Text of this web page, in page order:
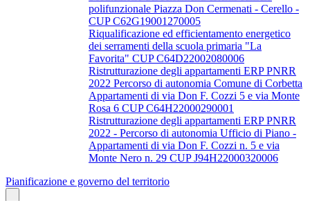
polifunzionale Piazza Don Cermenati - Cerello -
CUP C62G19001270005
Riqualificazione ed efficientamento energetico
dei serramenti della scuola primaria "La
Favorita" CUP C64D22002080006
Ristrutturazione degli appartamenti ERP PNRR
2022 Percorso di autonomia Comune di Corbetta
Appartamenti di via Don F. Cozzi 5 e via Monte
Rosa 6 CUP C64H22000290001
Ristrutturazione degli appartamenti ERP PNRR
2022 - Percorso di autonomia Ufficio di Piano -
Appartamenti di via Don F. Cozzi n. 5 e via
Monte Nero n. 29 CUP J94H22000320006
Pianificazione e governo del territorio